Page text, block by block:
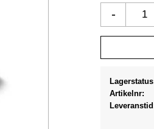
-
Lagerstatus
Artikelnr
Leveranstid